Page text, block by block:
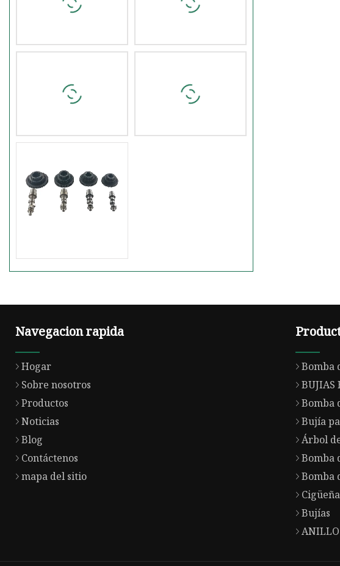
Navegacion rapida
Hogar
Sobre nosotros
Productos
Noticias
Blog
Contáctenos
mapa del sitio
Bomba
BUJIAS
Bomba
Bujía
Árbol
Bomba
Bomba
Bujías
ANILLO